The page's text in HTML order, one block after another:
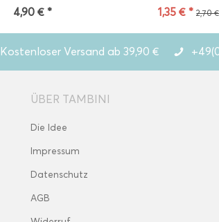
4,90 € * 1,35 € * 2,70
Kostenloser Versand ab 39,90 €
ÜBER TAMBINI
Die Idee
Impressum
Datenschutz
AGB